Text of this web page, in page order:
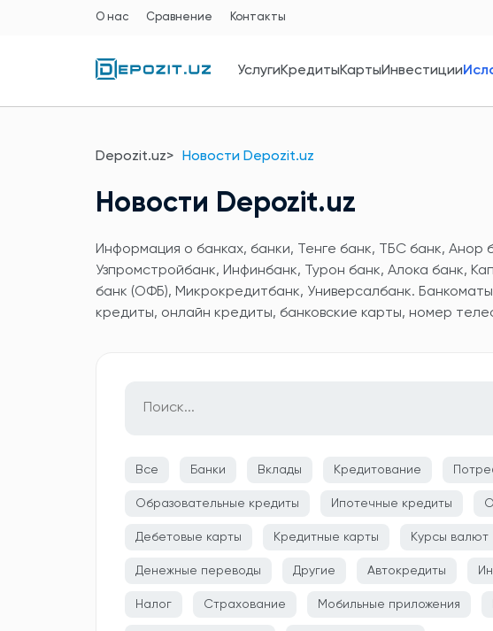
О нас Сравнение Контакты
УслугиКредитыКартыИнвестиции
Depozit.uz Новости Depozit.uz
Новости Depozit.uz
Информация о банках, банки, Тенге банк, ТБС банк, Анор
Узпромстройбанк, Инфинбанк, Турон банк, Алока банк,
банк (ОФБ), Микрокредитбанк, Универсалбанк.
кредиты, онлайн кредиты, банковские карты, номер
Все Банки Вклады Кредитование
Образовательные кредиты Ипотечные кредиты
Дебетовые карты Кредитные карты Курсы валют
Денежные переводы Другие Автокредиты
Налог Страхование Мобильные приложения